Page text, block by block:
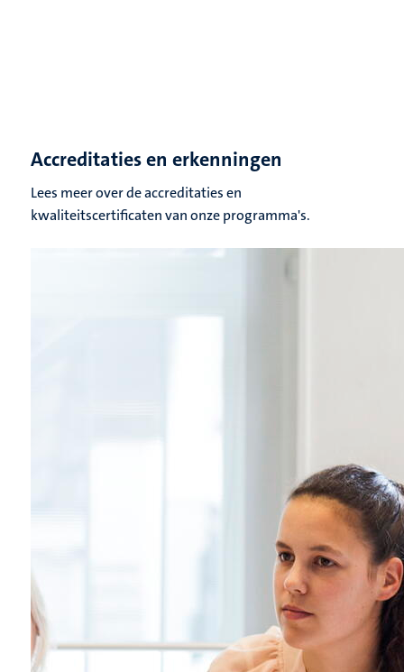
Accreditaties en erkenningen
Lees meer over de accreditaties en
kwaliteitscertificaten van onze programma's.